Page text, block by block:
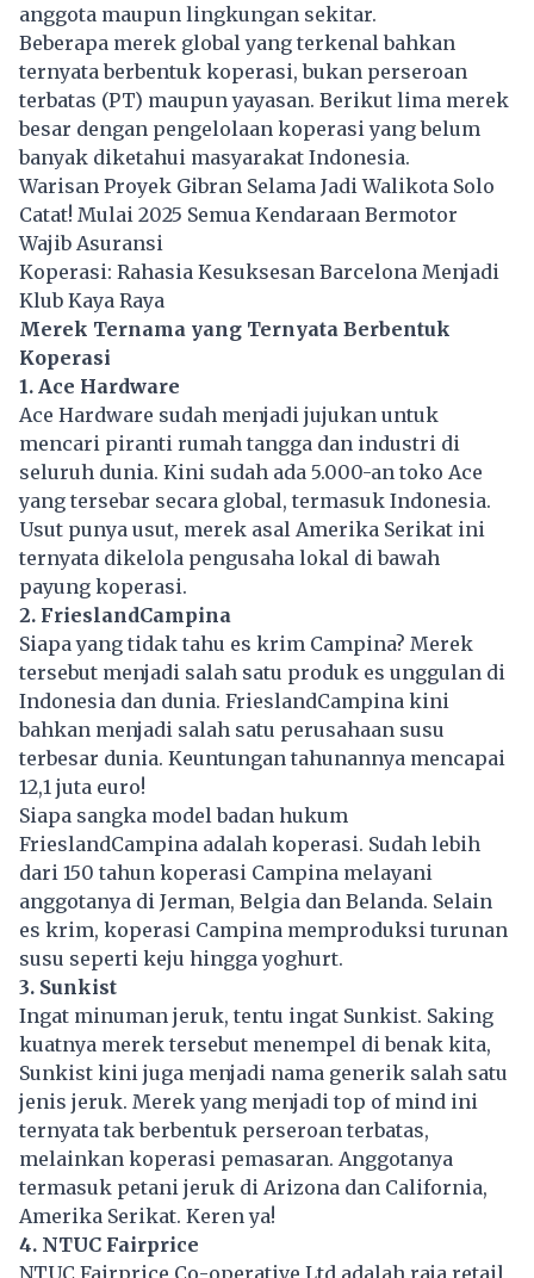
anggota maupun lingkungan sekitar.
Beberapa merek global yang terkenal bahkan
ternyata berbentuk koperasi, bukan perseroan
terbatas (PT) maupun yayasan. Berikut lima merek
besar dengan pengelolaan koperasi yang belum
banyak diketahui masyarakat Indonesia.
Warisan Proyek Gibran Selama Jadi Walikota Solo
Catat! Mulai 2025 Semua Kendaraan Bermotor
Wajib Asuransi
Koperasi: Rahasia Kesuksesan Barcelona Menjadi
Klub Kaya Raya
Merek Ternama yang Ternyata Berbentuk
Koperasi
1. Ace Hardware
Ace Hardware sudah menjadi jujukan untuk
mencari piranti rumah tangga dan industri di
seluruh dunia. Kini sudah ada 5.000-an toko Ace
yang tersebar secara global, termasuk Indonesia.
Usut punya usut, merek asal Amerika Serikat ini
ternyata dikelola pengusaha lokal di bawah
payung koperasi.
2. FrieslandCampina
Siapa yang tidak tahu es krim Campina? Merek
tersebut menjadi salah satu produk es unggulan di
Indonesia dan dunia. FrieslandCampina kini
bahkan menjadi salah satu perusahaan susu
terbesar dunia. Keuntungan tahunannya mencapai
12,1 juta euro!
Siapa sangka model badan hukum
FrieslandCampina adalah koperasi. Sudah lebih
dari 150 tahun koperasi Campina melayani
anggotanya di Jerman, Belgia dan Belanda. Selain
es krim, koperasi Campina memproduksi turunan
susu seperti keju hingga yoghurt.
3. Sunkist
Ingat minuman jeruk, tentu ingat Sunkist. Saking
kuatnya merek tersebut menempel di benak kita,
Sunkist kini juga menjadi nama generik salah satu
jenis jeruk. Merek yang menjadi top of mind ini
ternyata tak berbentuk perseroan terbatas,
melainkan koperasi pemasaran. Anggotanya
termasuk petani jeruk di Arizona dan California,
Amerika Serikat. Keren ya!
4. NTUC Fairprice
NTUC Fairprice Co-operative Ltd adalah raja retail